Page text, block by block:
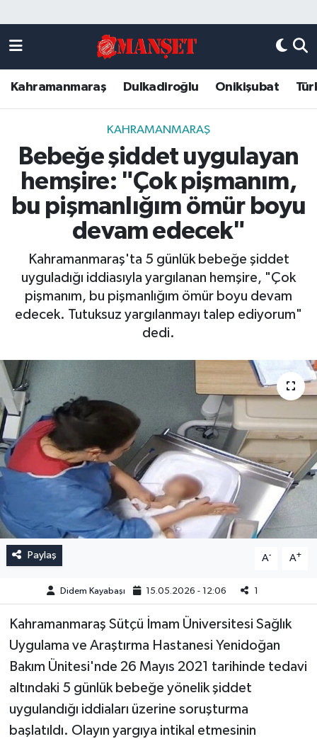
Kahramanmaraş Dulkadiroğlu Onikişubat
KAHRAMANMARAŞ
Bebeğe şiddet uygulayan
hemşire: "Çok pişmanım,
bu pişmanlığım ömür boyu
devam edecek"
Kahramanmaraş'ta 5 günlük bebeğe şiddet
uyguladığı iddiasıyla yargılanan hemşire, "Çok
pişmanım, bu pişmanlığım ömür boyu devam
edecek. Tutuksuz yargılanmayı talep ediyorum"
dedi.
Paylaş A- A+
Didem Kayabaşı 15.05.2026 - 12:06 1
Kahramanmaraş Sütçü İmam Üniversitesi Sağlık
Uygulama ve Araştırma Hastanesi Yenidoğan
Bakım Ünitesi'nde 26 Mayıs 2021 tarihinde tedavi
altındaki 5 günlük bebeğe yönelik şiddet
uygulandığı iddiaları üzerine soruşturma
başlatıldı. Olayın yargıya intikal etmesinin
DULKADİROĞLU
KAHRAMANMARAŞ
ONİKİŞUBAT
ÖZEL HABER
Künye
Kahramanmaraş Nöbetçi Eczaneler
Kahramanmaraş Hava Durumu
Kahramanmaraş Trafik Yoğunluk Haritası
Süper Lig Puan Durumu ve Fikstür
Tüm Manşetler
Son Dakika Haberleri
Haber Arşivi